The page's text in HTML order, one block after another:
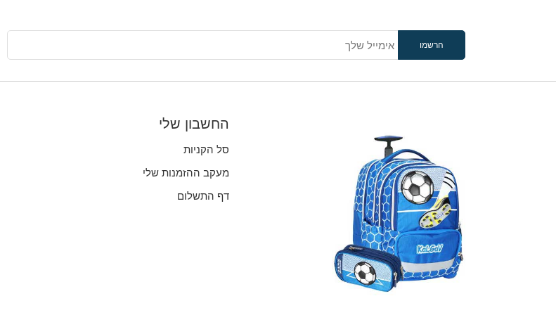
החשבון שלי
סל הקניות
מעקב ההזמנות שלי
דף התשלום